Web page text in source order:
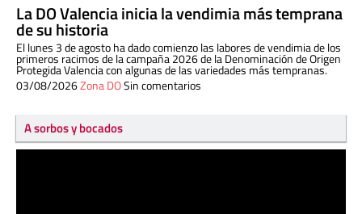
La DO Valencia inicia la vendimia más temprana
de su historia
El lunes 3 de agosto ha dado comienzo las labores de vendimia de los
primeros racimos de la campaña 2026 de la Denominación de Origen
Protegida Valencia con algunas de las variedades más tempranas.
03/08/2026Zona DOSin comentarios
A sorbos y bocados